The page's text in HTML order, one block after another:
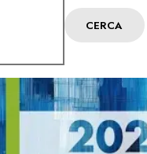
CERCA